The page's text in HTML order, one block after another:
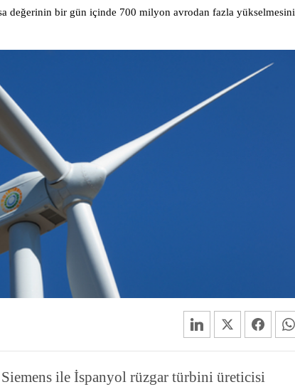
değerinin bir gün içinde 700 milyon avrodan fazla yükselmesini
ile İspanyol rüzgar türbini üreticisi